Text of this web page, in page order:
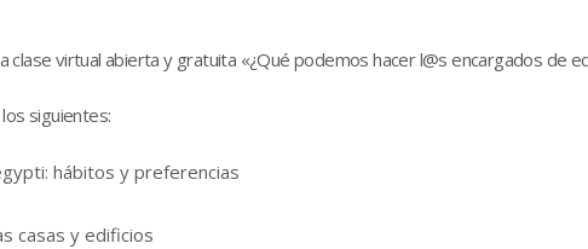
clase virtual abierta y gratuita «¿Qué podemos hacer l@s encargados de
siguientes:
hábitos y preferencias
casas y edificios